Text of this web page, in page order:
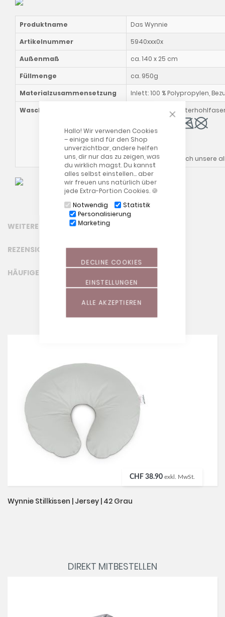
CLOSE
Hallo! Wir verwenden Cookies
– einige sind für den Shop
unverzichtbar, andere helfen
uns, dir nur das zu zeigen, was
du wirklich magst. Du kannst
alles selbst einstellen… aber
wir freuen uns natürlich über
jede Extra-Portion Cookies. 🍪
Notwendig
Statistik
Personalisierung
Marketing
ALLE AKZEPTIEREN
EINSTELLUNGEN
DECLINE COOKIES
Produktname
Das Wynnie
Artikelnummer
5940xxx0x
Außenmaß
ca. 140 x 25 cm
Füllmenge
ca. 950g
Materialzusammensetzung
Inlett: 100 % Polypropylen,
Waschhinweise
Kissen mit
Außenbezug:
Bitte beachte auch unsere
WEITERE INFORMATIONEN
REZENSIONEN
HÄUFIGE FRAGEN (FAQ)
CHF 38.90 exkl. MwSt.
Wynnie Stillkissen | Jersey | 42 Grau
DIREKT MITBESTELLEN